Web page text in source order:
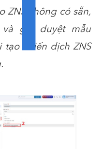
ZNS không có sẵn,
gửi duyệt mẫu
tạo chiến dịch ZNS